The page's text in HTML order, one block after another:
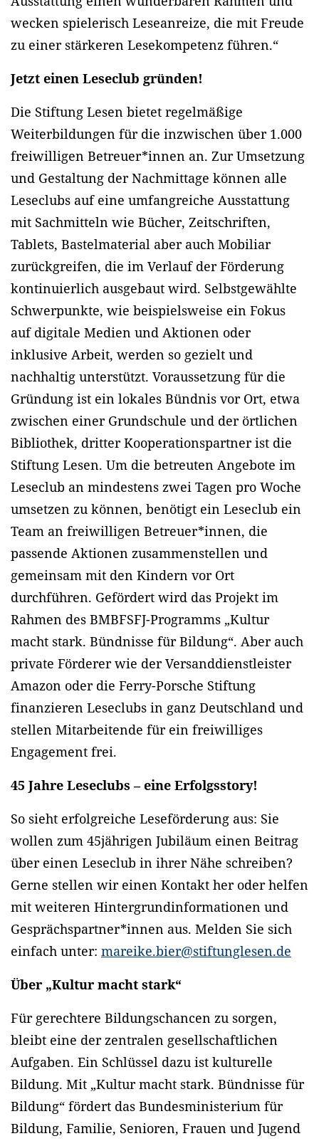
wecken spielerisch Leseanreize, die mit Freude
zu einer stärkeren Lesekompetenz führen.“
Jetzt einen Leseclub gründen!
Die Stiftung Lesen bietet regelmäßige
Weiterbildungen für die inzwischen über 1.000
freiwilligen Betreuer*innen an. Zur Umsetzung
und Gestaltung der Nachmittage können alle
Leseclubs auf eine umfangreiche Ausstattung
mit Sachmitteln wie Bücher, Zeitschriften,
Tablets, Bastelmaterial aber auch Mobiliar
zurückgreifen, die im Verlauf der Förderung
kontinuierlich ausgebaut wird. Selbstgewählte
Schwerpunkte, wie beispielsweise ein Fokus
auf digitale Medien und Aktionen oder
inklusive Arbeit, werden so gezielt und
nachhaltig unterstützt. Voraussetzung für die
Gründung ist ein lokales Bündnis vor Ort, etwa
zwischen einer Grundschule und der örtlichen
Bibliothek, dritter Kooperationspartner ist die
Stiftung Lesen. Um die betreuten Angebote im
Leseclub an mindestens zwei Tagen pro Woche
umsetzen zu können, benötigt ein Leseclub ein
Team an freiwilligen Betreuer*innen, die
passende Aktionen zusammenstellen und
gemeinsam mit den Kindern vor Ort
durchführen. Gefördert wird das Projekt im
Rahmen des BMBFSFJ-Programms „Kultur
macht stark. Bündnisse für Bildung“. Aber auch
private Förderer wie der Versanddienstleister
Amazon oder die Ferry-Porsche Stiftung
finanzieren Leseclubs in ganz Deutschland und
stellen Mitarbeitende für ein freiwilliges
Engagement frei.
45 Jahre Leseclubs – eine Erfolgsstory!
So sieht erfolgreiche Leseförderung aus: Sie
wollen zum 45jährigen Jubiläum einen Beitrag
über einen Leseclub in ihrer Nähe schreiben?
Gerne stellen wir einen Kontakt her oder helfen
mit weiteren Hintergrundinformationen und
Gesprächspartner*innen aus. Melden Sie sich
einfach unter: mareike.bier@stiftunglesen.de
Über „Kultur macht stark“
Für gerechtere Bildungschancen zu sorgen,
bleibt eine der zentralen gesellschaftlichen
Aufgaben. Ein Schlüssel dazu ist kulturelle
Bildung. Mit „Kultur macht stark. Bündnisse für
Bildung“ fördert das Bundesministerium für
Bildung, Familie, Senioren, Frauen und Jugend